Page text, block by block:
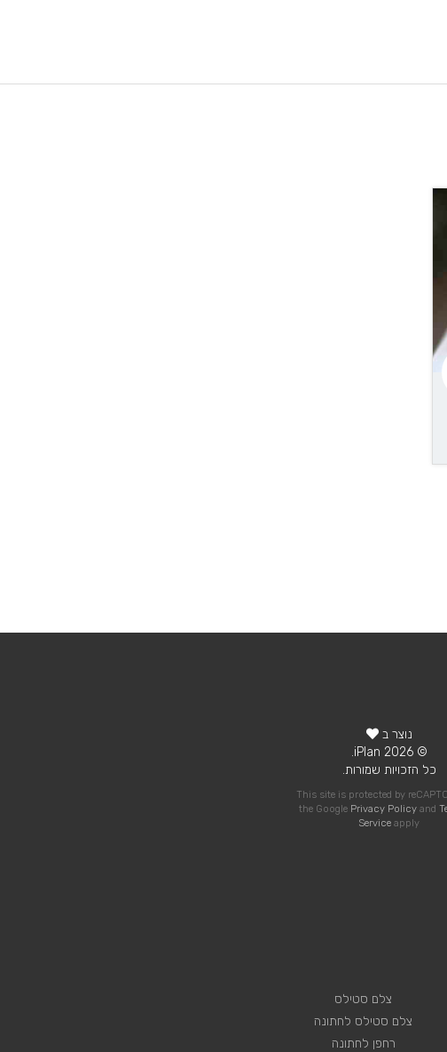
נוצר ב
© 2026 iPlan.
כל הזכויות שמורות.
This site is protected by
the Google Privacy Policyand
Service apply
צלם סטילס
צלם סטילס לחתונה
רחפן לחתונה